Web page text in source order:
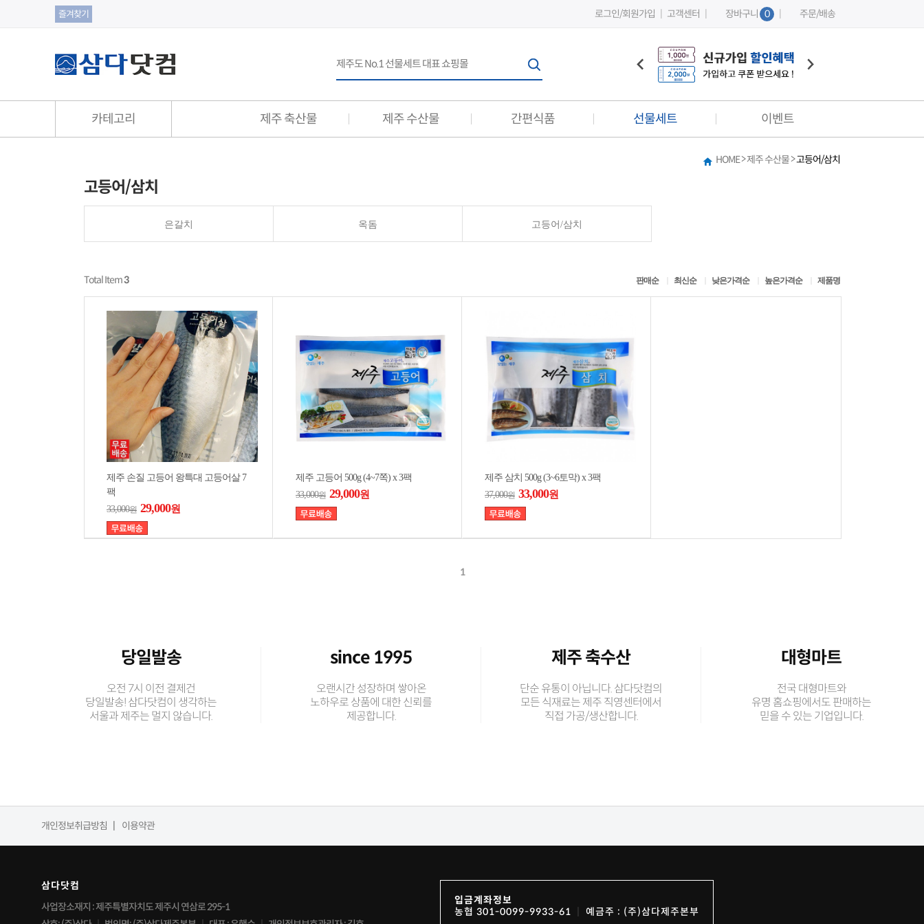
즐겨찾기 로그인/회원가입 고객센터 장바구니 0 주문/배송
카테고리
수산 간편식품
커뮤니티
제주 축산물 제주 수산물 간편식품 선물세트 이벤트
HOME>제주 수산물>고등어/삼치
고등어/삼치
은갈치 옥돔 고등어/삼치
Total Item3 판매순 최신순 낮은가격순 높은가격순 제품명
제주 손질 고등어 왕특대 고등어살 7
팩
33,000원 29,000원
제주 고등어 500g (4~7쪽) x 3팩
33,000원 29,000원
제주 삼치 500g (3~6토막) x 3팩
37,000원 33,000원
1
당일발송
오전 7시 이전 결제건
당일발송! 삼다닷컴이 생각하는
서울과 제주는 멀지 않습니다.
since 1995
오랜시간 성장하며 쌓아온
노하우로 상품에 대한 신뢰를
제공합니다.
제주 축수산
단순 유통이 아닙니다. 삼다닷컴의
모든 식재료는 제주 직영센터에서
직접 가공/생산합니다.
대형마트
전국 대형마트와
유명 홈쇼핑에서도 판매하는
믿을 수 있는 기업입니다.
개인정보취급방침 이용약관
삼다닷컴
사업장소재지 : 제주특별자치도 제주시 연삼로 295-1
입금계좌정보
농협 301-0099-9933-61
예금주 : (주)삼다제주본부